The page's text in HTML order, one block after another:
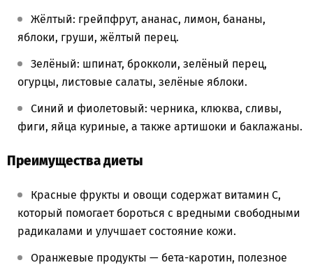
Жёлтый: грейпфрут, ананас, лимон, бананы,
яблоки, груши, жёлтый перец.
Зелёный: шпинат, брокколи, зелёный перец,
огурцы, листовые салаты, зелёные яблоки.
Синий и фиолетовый: черника, клюква, сливы,
фиги, яйца куриные, а также артишоки и баклажаны.
Преимущества диеты
Красные фрукты и овощи содержат витамин С,
который помогает бороться с вредными свободными
радикалами и улучшает состояние кожи.
Оранжевые продукты — бета-каротин, полезное